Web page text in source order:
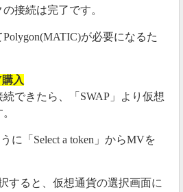
接続は完了です。
が必要になるた
入
できたら、「SWAP」より仮想
「Select a token」からMVを
択すると、仮想通貨の選択画面に